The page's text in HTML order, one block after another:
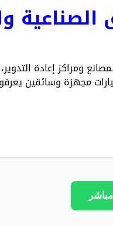
ومراكز إعادة
مجهزة وسائقين